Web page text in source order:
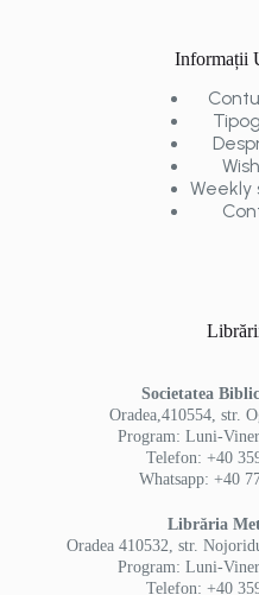
Informații
Weekly
Societatea
Oradea,410554, str.
Program: Luni-
Telefon: +40
Whatsapp: +40
Librăria
Oradea 410532, str.
Program: Luni-
Telefon: +40